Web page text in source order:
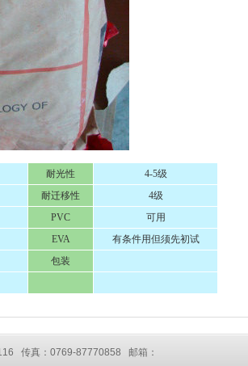
耐光性
4-5级
耐迁移性
4级
PVC
可用
EVA
有条件用但须先初试
包装
传真：0769-87770858 邮箱：